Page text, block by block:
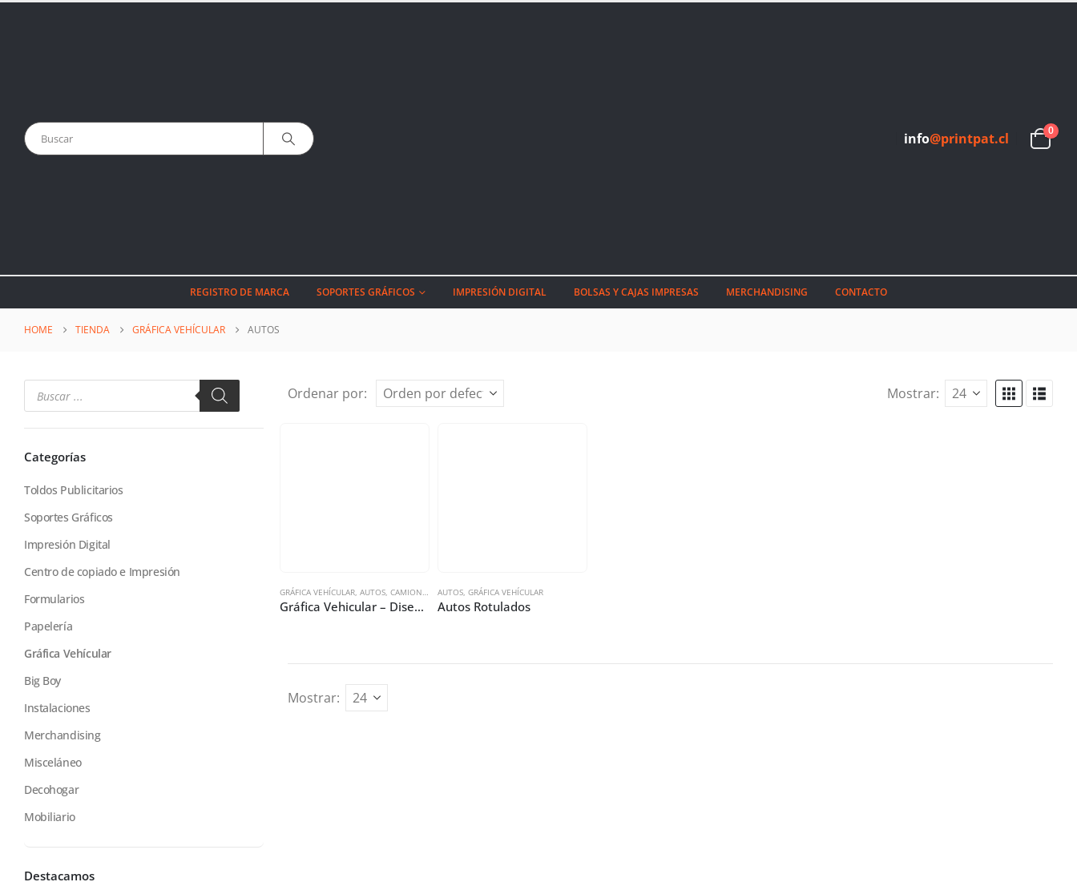
info@printpat.cl 0
REGISTRO DE MARCA SOPORTES GRÁFICOS IMPRESIÓN DIGITAL BOLSAS Y CAJAS IMPRESAS MERCHANDISING CONTACTO
HOME TIENDA GRÁFICA VEHÍCULAR AUTOS
Ordenar por: Mostrar:
GRÁFICA VEHÍCULAR, AUTOS, CAMIONETAS ,FURGONES
Gráfica Vehicular – Diseño, Impresión e Instalación
AUTOS, GRÁFICA VEHÍCULAR
Autos Rotulados
Mostrar:
Categorías
Toldos Publicitarios
Soportes Gráficos
Impresión Digital
Centro de copiado e Impresión
Formularios
Papelería
Gráfica Vehícular
Big Boy
Instalaciones
Merchandising
Misceláneo
Decohogar
Mobiliario
Destacamos